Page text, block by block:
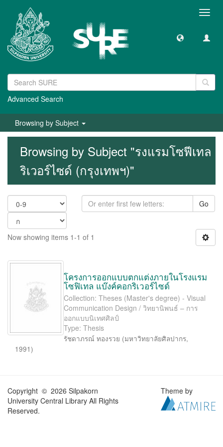
Advanced Search
Browsing by Subject
Browsing by Subject "รงแรมโซฟีเทล
ริเวอร์ไซด์ (กรุงเทพฯ)"
Go
Now showing items 1-1 of 1
โครงการออกแบบตกแต่งภายในโรงแรม
โซฟิเทล แบ๊งค์คอกริเวอร์ไซด์
Collection: Theses (Master's degree) - Visual
Communication Design / วิทยานิพนธ์ – การ
ออกแบบนิเทศศิลป์
Type: Thesis
รัชดาภรณ์ ทองรวย (มหาวิทยาลัยศิลปากร,
1991)
Copyright © 2026 Silpakorn
University Central Library All Rights
Reserved.
Theme by